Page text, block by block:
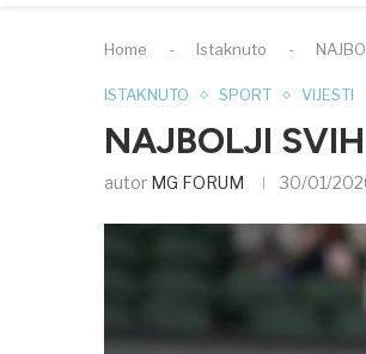
Home - Istaknuto -
ISTAKNUTO SPORT VIJESTI
NAJBOLJI
autor MG FORUM 30/01/